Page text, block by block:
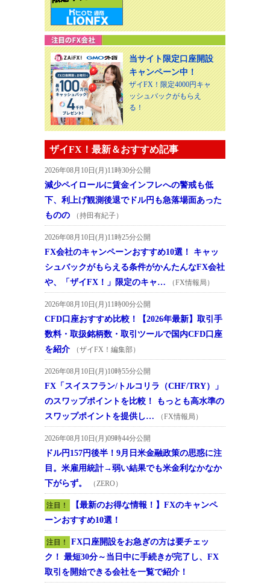
当サイト限定口座開設
キャンペーン中！
ザイFX！限定4000円キャ
ッシュバックがもらえ
る！
ザイFX！最新＆おすすめ記事
2026年08月10日(月)11時30分公開
減少ペイロールに賃金インフレへの警戒も低
下、利上げ観測後退でドル円も急落場面あった
ものの
（持田有紀子）
2026年08月10日(月)11時25分公開
FX会社のキャンペーンおすすめ10選！ キャッ
シュバックがもらえる条件がかんたんなFX会社
や、「ザイFX！」限定のキャ…
（FX情報局）
2026年08月10日(月)11時00分公開
CFD口座おすすめ比較！【2026年最新】取引手
数料・取扱銘柄数・取引ツールで国内CFD口座
を紹介
（ザイFX！編集部）
2026年08月10日(月)10時55分公開
FX「スイスフラン/トルコリラ（CHF/TRY）」
のスワップポイントを比較！ もっとも高水準の
スワップポイントを提供し…
（FX情報局）
2026年08月10日(月)09時44分公開
ドル円157円後半！9月日米金融政策の思惑に注
目。米雇用統計→弱い結果でも米金利なかなか
下がらず。
（ZERO）
注目！
【最新のお得な情報！】FXのキャンペ
ーンおすすめ10選！
注目！
FX口座開設をお急ぎの方は要チェッ
ク！ 最短30分～当日中に手続きが完了し、FX
取引を開始できる会社を一覧で紹介！